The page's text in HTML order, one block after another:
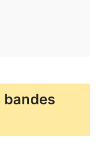
bandes